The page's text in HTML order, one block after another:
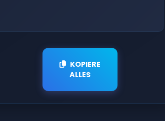
KOPIERE
ALLES